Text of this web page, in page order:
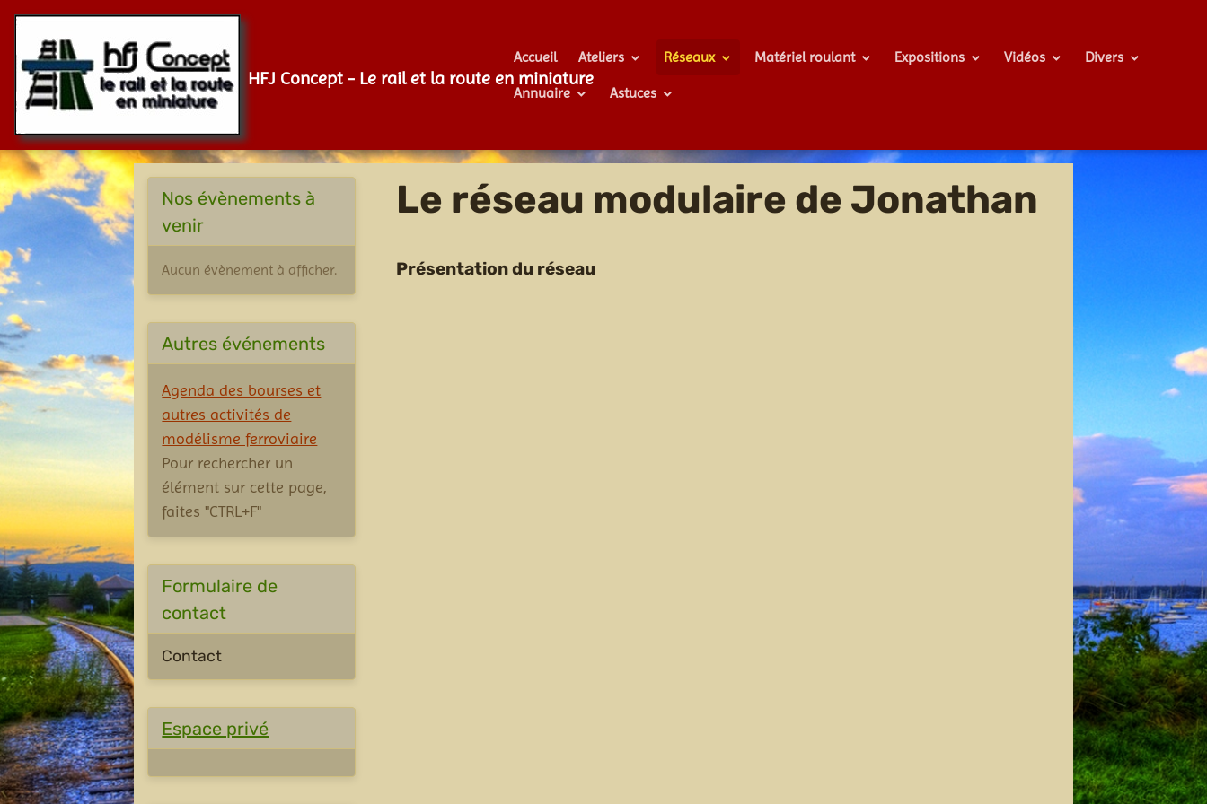
HFJ Concept - Le rail et la route en miniature
Accueil Ateliers Réseaux Matériel roulant Expositions Vidéos Divers
Annuaire Astuces
Le réseau modulaire de Jonathan
Présentation du réseau
Nos évènements à
venir
Aucun évènement à afficher.
Autres événements
Agenda des bourses et
autres activités de
modélisme ferroviaire
Pour rechercher un
élément sur cette page,
faites "CTRL+F"
Formulaire de
contact
Contact
Espace privé